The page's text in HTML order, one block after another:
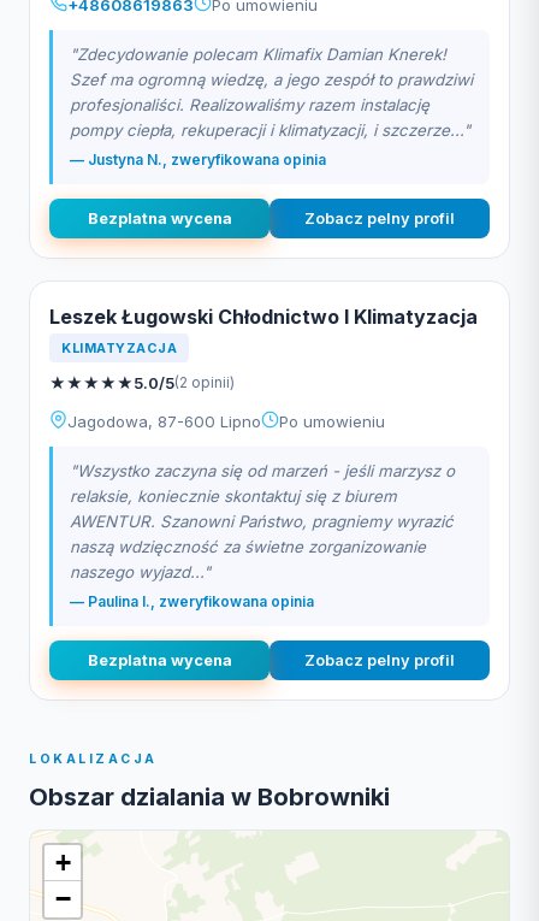
+48608619863 Po umowieniu
"Zdecydowanie polecam Klimafix Damian Knerek!
Szef ma ogromną wiedzę, a jego zespół to prawdziwi
profesjonaliści. Realizowaliśmy razem instalację
pompy ciepła, rekuperacji i klimatyzacji, i szczerze..."
— Justyna N., zweryfikowana opinia
Bezplatna wycena Zobacz pelny profil
Leszek Ługowski Chłodnictwo I Klimatyzacja
KLIMATYZACJA
★★★★★5.0/5(2 opinii)
Jagodowa, 87-600 Lipno Po umowieniu
"Wszystko zaczyna się od marzeń - jeśli marzysz o
relaksie, koniecznie skontaktuj się z biurem
AWENTUR. Szanowni Państwo, pragniemy wyrazić
naszą wdzięczność za świetne zorganizowanie
naszego wyjazd..."
— Paulina I., zweryfikowana opinia
Bezplatna wycena Zobacz pelny profil
LOKALIZACJA
Obszar dzialania w Bobrowniki
+
−